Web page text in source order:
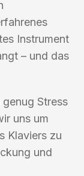
Instrument
– und das
Stress
uns um
Klaviers zu
und